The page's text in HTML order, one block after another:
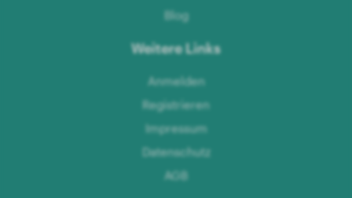
Blog
Weitere Links
Anmelden
Registrieren
Impressum
Datenschutz
AGB